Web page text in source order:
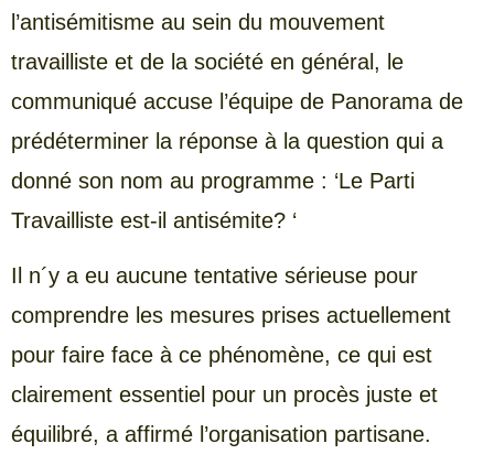
l’antisémitisme au sein du mouvement
travailliste et de la société en général, le
communiqué accuse l’équipe de Panorama de
prédéterminer la réponse à la question qui a
donné son nom au programme : ‘Le Parti
Travailliste est-il antisémite? ‘
Il n´y a eu aucune tentative sérieuse pour
comprendre les mesures prises actuellement
pour faire face à ce phénomène, ce qui est
clairement essentiel pour un procès juste et
équilibré, a affirmé l’organisation partisane.